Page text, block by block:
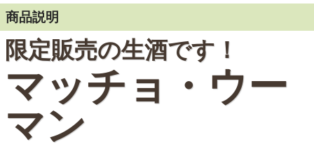
商品説明
限定販売の生酒です！
マッチョ・ウー
マン